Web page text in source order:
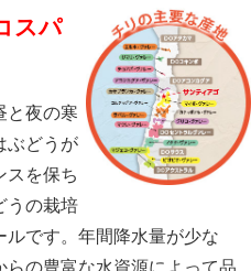
スパ
と夜の寒
ぶどうが
スを保ち
うの栽培
ルです。年間降水量が少な
らの豊富な水資源によって品